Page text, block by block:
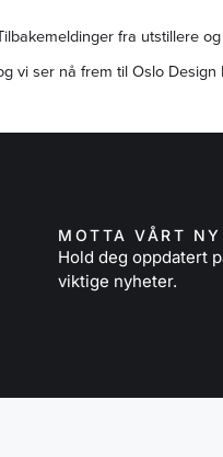
fra utstillere
vi ser nå frem til Oslo Design
MOTTA VÅRT
Hold deg oppdatert
viktige nyheter.